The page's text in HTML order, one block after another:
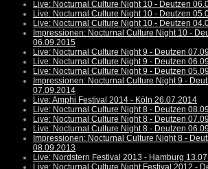
Live: Nocturnal Culture Night 10 - Deutzen
Live: Nocturnal Culture Night 10 - Deutzen
Live: Nocturnal Culture Night 10 - Deutzen
Impressionen: Nocturnal Culture Night 10 -
06.09.2015
Live: Nocturnal Culture Night 9 - Deutzen
Live: Nocturnal Culture Night 9 - Deutzen
Live: Nocturnal Culture Night 9 - Deutzen
Impressionen: Nocturnal Culture Night 9 -
07.09.2014
Live: Amphi Festival 2014 - Köln 26.07.2014
Live: Nocturnal Culture Night 8 - Deutzen
Live: Nocturnal Culture Night 8 - Deutzen
Live: Nocturnal Culture Night 8 - Deutzen
Impressionen: Nocturnal Culture Night 8 -
08.09.2013
Live: Nordstern Festival 2013 - Hamburg